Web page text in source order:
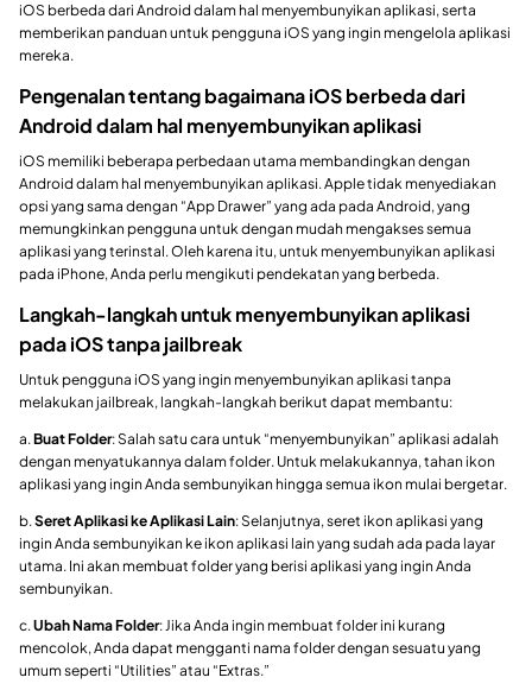
iOS berbeda dari Android dalam hal menyembunyikan aplikasi, serta
memberikan panduan untuk pengguna iOS yang ingin mengelola aplikasi
mereka.
Pengenalan tentang bagaimana iOS berbeda dari
Android dalam hal menyembunyikan aplikasi
iOS memiliki beberapa perbedaan utama membandingkan dengan
Android dalam hal menyembunyikan aplikasi. Apple tidak menyediakan
opsi yang sama dengan “App Drawer” yang ada pada Android, yang
memungkinkan pengguna untuk dengan mudah mengakses semua
aplikasi yang terinstal. Oleh karena itu, untuk menyembunyikan aplikasi
pada iPhone, Anda perlu mengikuti pendekatan yang berbeda.
Langkah-langkah untuk menyembunyikan aplikasi
pada iOS tanpa jailbreak
Untuk pengguna iOS yang ingin menyembunyikan aplikasi tanpa
melakukan jailbreak, langkah-langkah berikut dapat membantu:
a.Buat Folder: Salah satu cara untuk “menyembunyikan” aplikasi adalah
dengan menyatukannya dalam folder. Untuk melakukannya, tahan ikon
aplikasi yang ingin Anda sembunyikan hingga semua ikon mulai bergetar.
b.Seret Aplikasi ke Aplikasi Lain: Selanjutnya, seret ikon aplikasi yang
ingin Anda sembunyikan ke ikon aplikasi lain yang sudah ada pada layar
utama. Ini akan membuat folder yang berisi aplikasi yang ingin Anda
sembunyikan.
c.Ubah Nama Folder: Jika Anda ingin membuat folder ini kurang
mencolok, Anda dapat mengganti nama folder dengan sesuatu yang
umum seperti “Utilities” atau “Extras.”